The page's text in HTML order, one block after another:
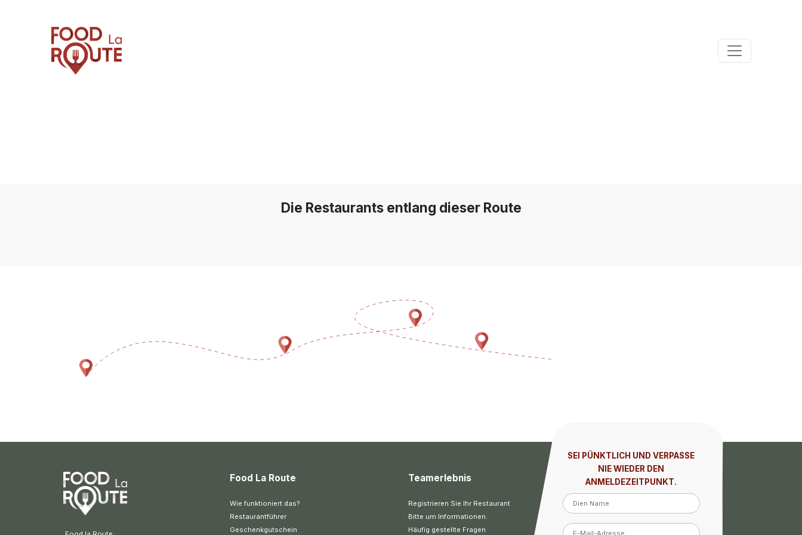
Die Restaurants entlang dieser Route
Food La Route
Wie funktioniert das?
Restaurantführer
Geschenkgutschein
Teamerlebnis
Registrieren Sie Ihr Restaurant
Bitte um Informationen.
Häufig gestellte Fragen
SEI PÜNKTLICH UND VERPASSE
NIE WIEDER DEN
ANMELDEZEITPUNKT.